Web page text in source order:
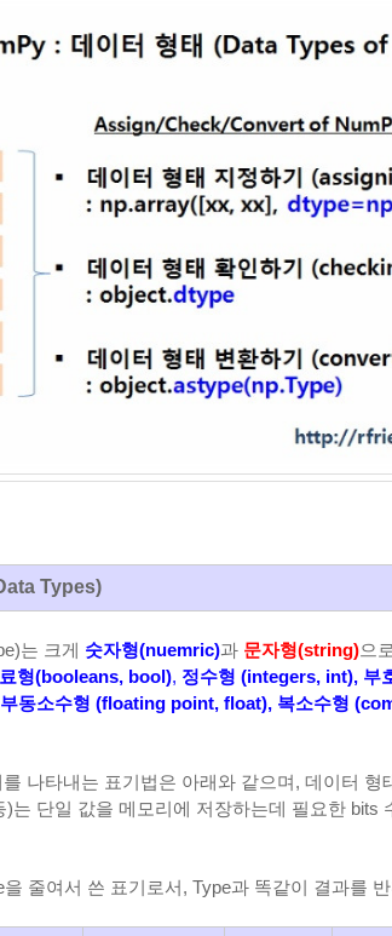
Types)
는 크게 숫자형(nuemric)과 문자형(string)으
형(booleans, bool), 정수형 (integers, int), 부
동소수형 (floating point, float), 복소수형 (
나타내는 표기법은 아래와 같으며, 데이터 형
)는 단일 값을 메모리에 저장하는데 필요한 bits
줄여서 쓴 표기로서, Type과 똑같이 결과를